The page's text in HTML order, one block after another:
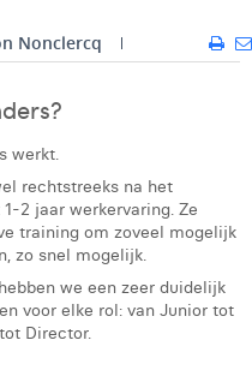
Nonclercq
werkt.
rechtstreeks na het
2 jaar werkervaring. Ze
training om zoveel mogelijk
zo snel mogelijk.
we een zeer duidelijk
voor elke rol: van Junior tot
Director.